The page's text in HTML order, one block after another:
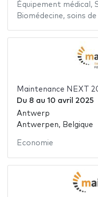
Équipement médical ,
Biomédecine, soins
Maintenance NEXT
Du 8 au 10 avril 2025
Antwerp
Antwerpen, Belgique
Economie